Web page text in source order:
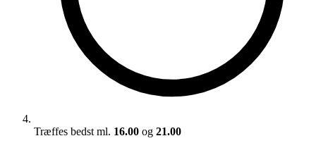
Træffes bedst ml. 16.00 og 21.00